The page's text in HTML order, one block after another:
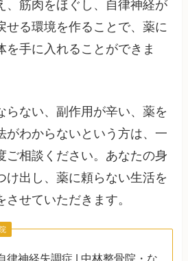
、筋肉をほぐし、自律神経が
せる環境を作ることで、薬に
を手に入れることができま
らない、副作用が辛い、薬を
がわからないという方は、一
ご相談ください。あなたの身
け出し、薬に頼らない生活を
せていただきます。